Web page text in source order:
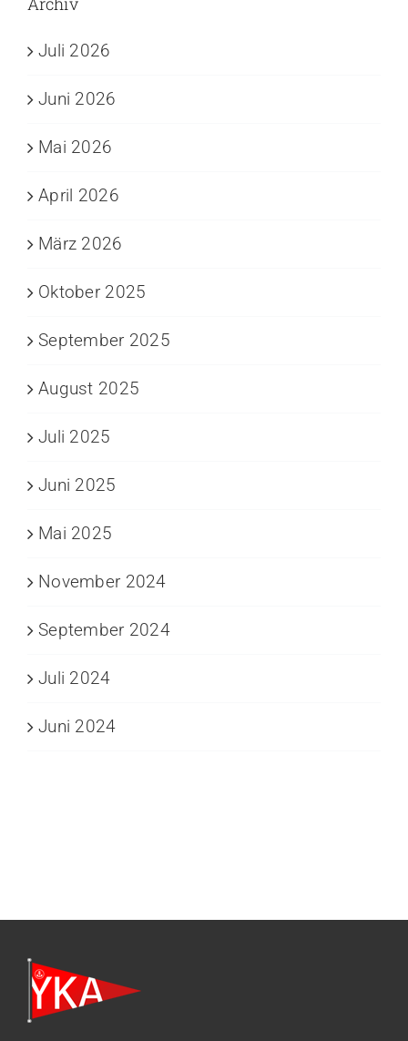
Juli 2026
Juni 2026
Mai 2026
April 2026
März 2026
Oktober 2025
September 2025
August 2025
Juli 2025
Juni 2025
Mai 2025
November 2024
September 2024
Juli 2024
Juni 2024